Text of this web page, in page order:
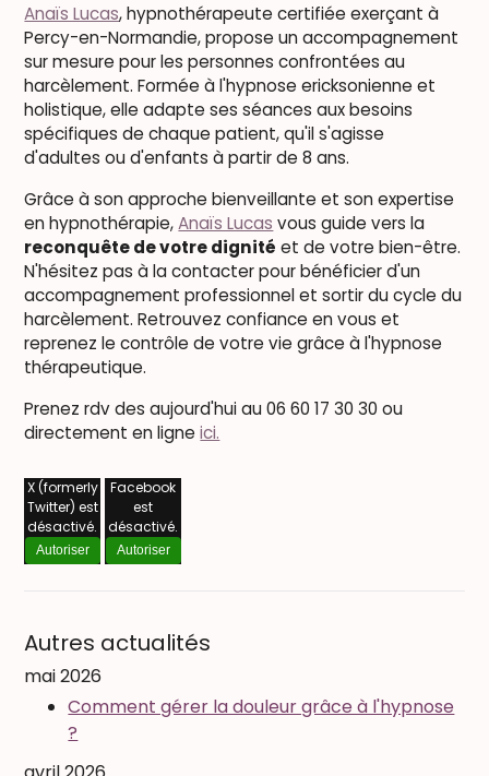
Anaïs Lucas, hypnothérapeute certifiée exerçant à
Percy-en-Normandie, propose un accompagnement
sur mesure pour les personnes confrontées au
harcèlement. Formée à l'hypnose ericksonienne et
holistique, elle adapte ses séances aux besoins
spécifiques de chaque patient, qu'il s'agisse
d'adultes ou d'enfants à partir de 8 ans.
Grâce à son approche bienveillante et son expertise
en hypnothérapie,Anaïs Lucas vous guide vers la
reconquête de votre dignité et de votre bien-être.
N'hésitez pas à la contacter pour bénéficier d'un
accompagnement professionnel et sortir du cycle du
harcèlement. Retrouvez confiance en vous et
reprenez le contrôle de votre vie grâce à l'hypnose
thérapeutique.
Prenez rdv des aujourd'hui au 06 60 17 30 30 ou
directement en ligneici.
X (formerly
Twitter) est
désactivé.
Autoriser
Facebook
est
désactivé.
Autoriser
Autres actualités
mai 2026
Comment gérer la douleur grâce à l'hypnose
?